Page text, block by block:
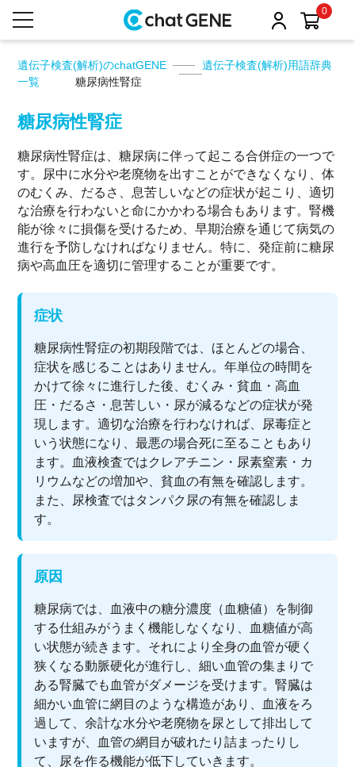
0
遺伝子検査(解析)のchatGENE
遺伝子検査(解析)用語辞典
一覧
糖尿病性腎症
糖尿病性腎症
糖尿病性腎症は、糖尿病に伴って起こる合併症の一つで
す。尿中に水分や老廃物を出すことができなくなり、体
のむくみ、だるさ、息苦しいなどの症状が起こり、適切
な治療を行わないと命にかかわる場合もあります。腎機
能が徐々に損傷を受けるため、早期治療を通じて病気の
進行を予防しなければなりません。特に、発症前に糖尿
病や高血圧を適切に管理することが重要です。
症状
糖尿病性腎症の初期段階では、ほとんどの場合、
症状を感じることはありません。年単位の時間を
かけて徐々に進行した後、むくみ・貧血・高血
圧・だるさ・息苦しい・尿が減るなどの症状が発
現します。適切な治療を行わなければ、尿毒症と
いう状態になり、最悪の場合死に至ることもあり
ます。血液検査ではクレアチニン・尿素窒素・カ
リウムなどの増加や、貧血の有無を確認します。
また、尿検査ではタンパク尿の有無を確認しま
す。
原因
糖尿病では、血液中の糖分濃度（血糖値）を制御
する仕組みがうまく機能しなくなり、血糖値が高
い状態が続きます。それにより全身の血管が硬く
狭くなる動脈硬化が進行し、細い血管の集まりで
ある腎臓でも血管がダメージを受けます。腎臓は
細かい血管に網目のような構造があり、血液をろ
過して、余計な水分や老廃物を尿として排出して
いますが、血管の網目が破れたり詰まったりし
て、尿を作る機能が低下していきます。